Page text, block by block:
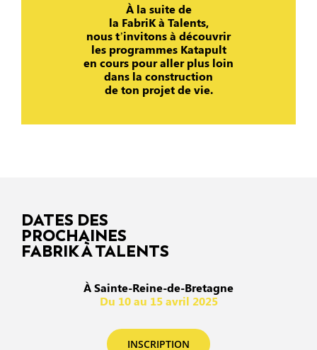
À la suite de
la FabriK à Talents,
nous t’invitons à découvrir
les programmes Katapult
en cours pour aller plus loin
dans la construction
de ton projet de vie.
DATES DES
PROCHAINES
FABRIK À TALENTS
À Sainte-Reine-de-Bretagne
Du 10 au 15 avril 2025
INSCRIPTION